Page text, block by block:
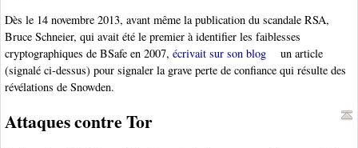
Dès le 14 novembre 2013, avant même la publication du scandale RSA,
Bruce Schneier, qui avait été le premier à identifier les faiblesses
cryptographiques de BSafe en 2007, écrivait sur son blog
un article
(signalé ci-dessus) pour signaler la grave perte de confiance qui résulte des
révélations de Snowden.
Attaques contre Tor